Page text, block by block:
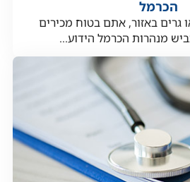
הכרמל
באזור, אתם בטוח מכירים